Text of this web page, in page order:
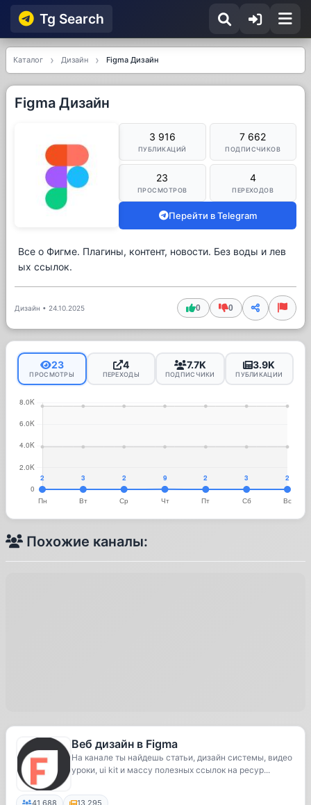
Tg Searсh
Каталог Дизайн Figma Дизайн
Figma Дизайн
3 916
ПУБЛИКАЦИЙ
7 662
ПОДПИСЧИКОВ
23
ПРОСМОТРОВ
4
ПЕРЕХОДОВ
Перейти в Telegram
Все о Фигме. Плагины, контент, новости. Без воды и лев
ых ссылок.
Дизайн • 24.10.2025 0 0
23
ПРОСМОТРЫ
4
ПЕРЕХОДЫ
7.7K
ПОДПИСЧИКИ
3.9K
ПУБЛИКАЦИИ
Похожие каналы:
Веб дизайн в Figma
На канале ты найдешь статьи, дизайн системы, видео
уроки, ui kit и массу полезных ссылок на ресур...
41 688 13 295